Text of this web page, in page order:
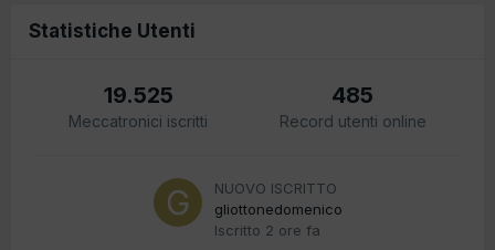
Statistiche Utenti
19.525
Meccatronici iscritti
485
Record utenti online
NUOVO ISCRITTO
gliottonedomenico
Iscritto 2 ore fa